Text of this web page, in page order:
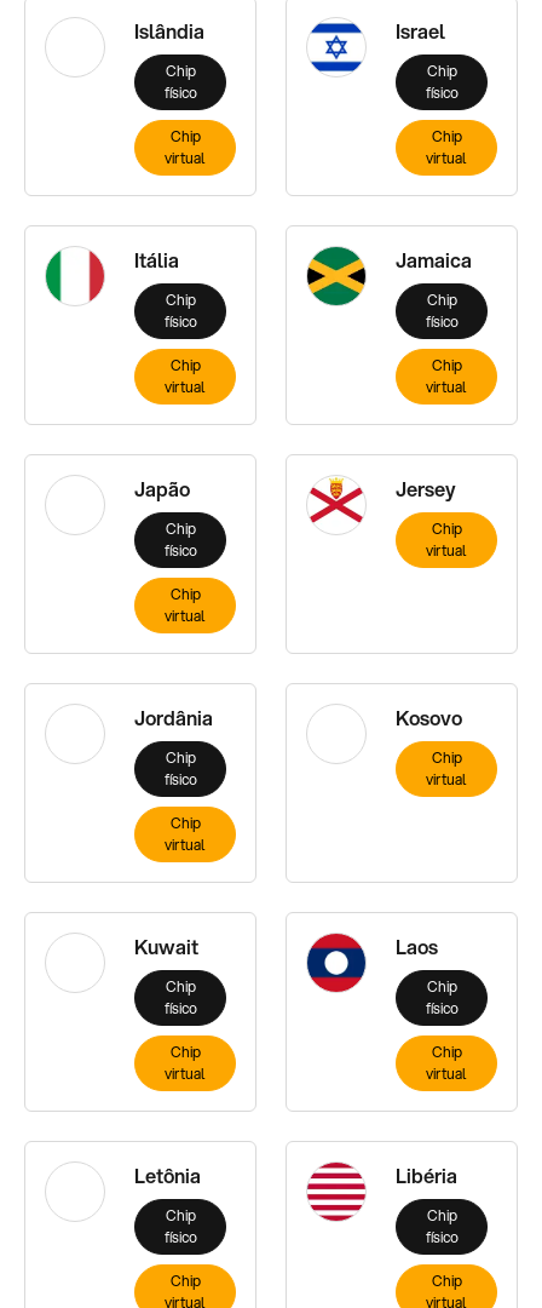
Islândia
Chip
físico
Chip
virtual
Israel
Chip
físico
Chip
virtual
Itália
Chip
físico
Chip
virtual
Jamaica
Chip
físico
Chip
virtual
Japão
Chip
físico
Chip
virtual
Jersey
Chip
virtual
Jordânia
Chip
físico
Chip
virtual
Kosovo
Chip
virtual
Kuwait
Chip
físico
Chip
virtual
Laos
Chip
físico
Chip
virtual
Letônia
Chip
físico
Chip
virtual
Libéria
Chip
físico
Chip
virtual